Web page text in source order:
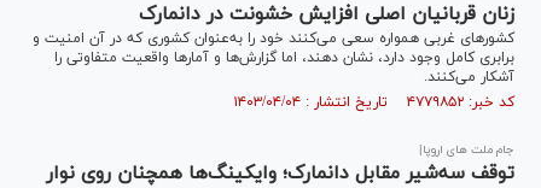
زنان قربانیان اصلی افزایش خشونت در دانمارک
کشور‌های غربی همواره سعی می‌کنند خود را به‌عنوان کشوری که در آن امنیت و
برابری کامل وجود دارد، نشان دهند، اما گزارش‌ها و آمار‌ها واقعیت متفاوتی را
آشکار می‌کنند.
کد خبر: ۴۷۷۹۸۵۲ تاریخ انتشار : ۱۴۰۳/۰۴/۰۴
جام ملت های اروپا|
توقف سه‌شیر مقابل دانمارک؛ وایکینگ‌ها همچنان روی نوار